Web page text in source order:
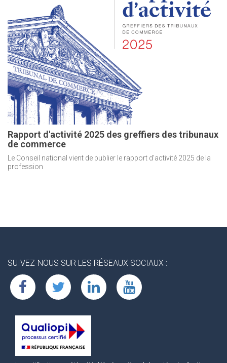
Rapport d'activité 2025 des greffiers des tribunaux
de commerce
Le Conseil national vient de publier le rapport d'activité 2025 de la
profession
SUIVEZ-NOUS SUR LES RÉSEAUX SOCIAUX :